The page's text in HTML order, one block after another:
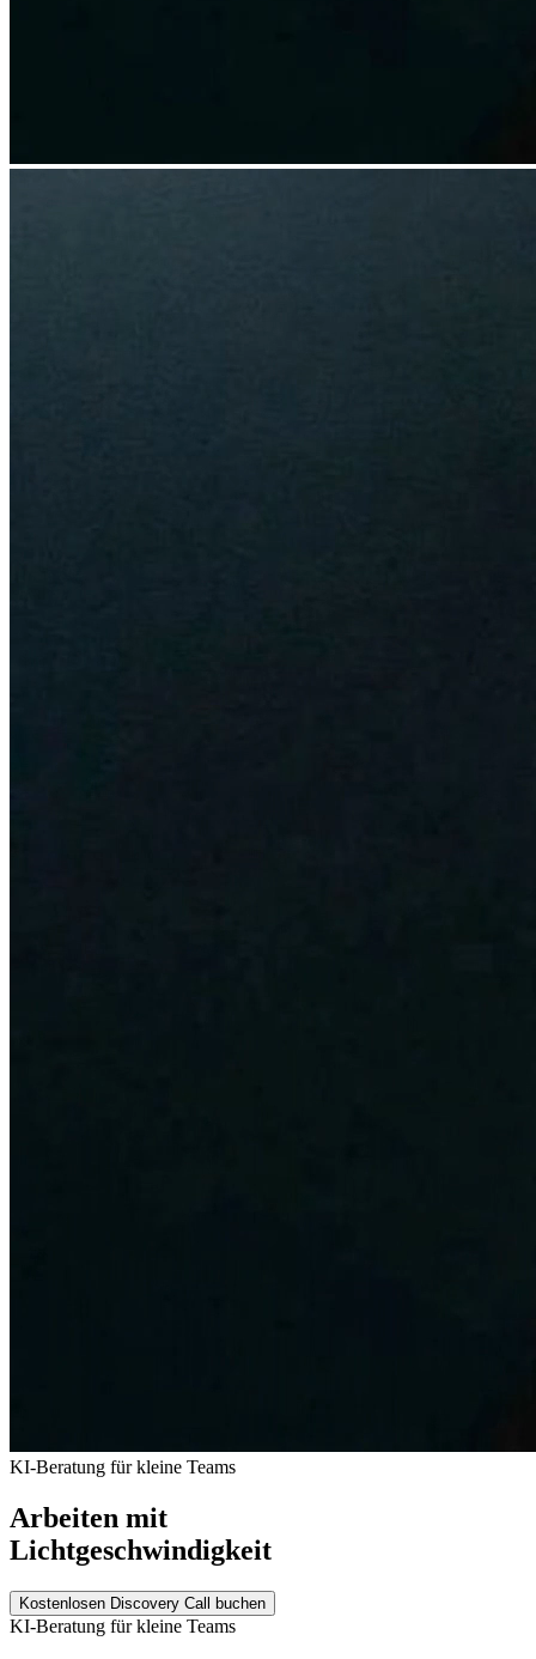
KI-Beratung für kleine Teams
Arbeiten mit
Lichtgeschwindigkeit
Kostenlosen Discovery Call buchen
KI-Beratung für kleine Teams